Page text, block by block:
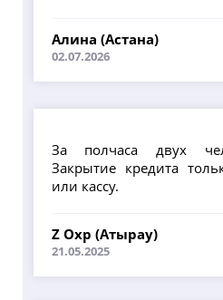
Алина (Астана)
02.07.2026
За полчаса двух
Закрытие кредита
или кассу.
Z Oхр (Атырау)
21.05.2025